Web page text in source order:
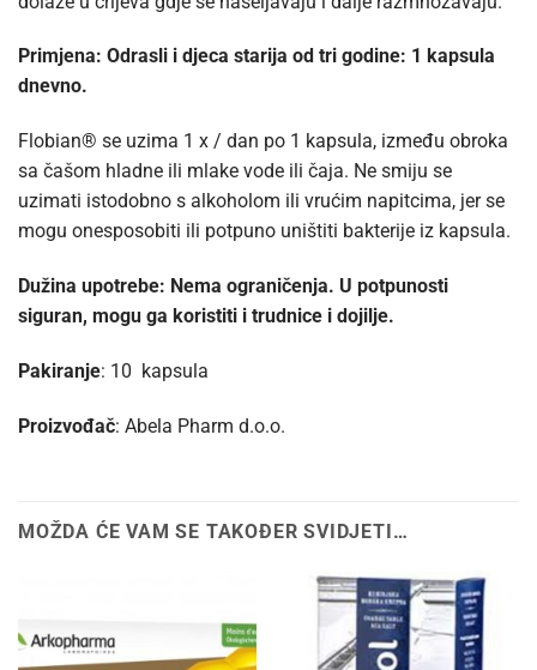
Primjena: Odrasli i djeca starija od tri godine: 1 kapsula
dnevno.
Flobian® se uzima 1 x / dan po 1 kapsula, između obroka
sa čašom hladne ili mlake vode ili čaja. Ne smiju se
uzimati istodobno s alkoholom ili vrućim napitcima, jer se
mogu onesposobiti ili potpuno uništiti bakterije iz kapsula.
Dužina upotrebe: Nema ograničenja. U potpunosti
siguran, mogu ga koristiti i trudnice i dojilje.
Pakiranje: 10 kapsula
Proizvođač: Abela Pharm d.o.o.
MOŽDA ĆE VAM SE TAKOĐER SVIDJETI…